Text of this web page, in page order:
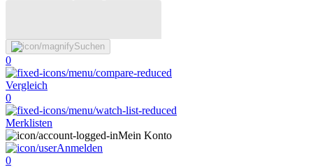
Suchen
0
Vergleich
0
Merklisten
Mein Konto
Anmelden
0